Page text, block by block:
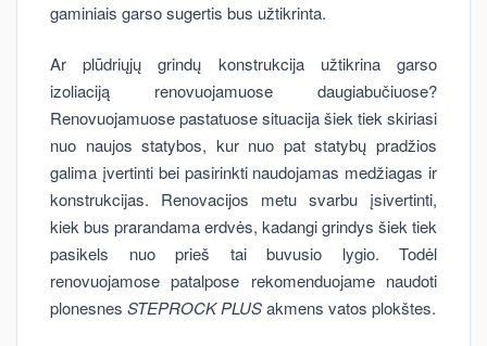
gaminiais garso sugertis bus užtikrinta.
Ar plūdriųjų grindų konstrukcija užtikrina garso
izoliaciją renovuojamuose daugiabučiuose?
Renovuojamuose pastatuose situacija šiek tiek skiriasi
nuo naujos statybos, kur nuo pat statybų pradžios
galima įvertinti bei pasirinkti naudojamas medžiagas ir
konstrukcijas. Renovacijos metu svarbu įsivertinti,
kiek bus prarandama erdvės, kadangi grindys šiek tiek
pasikels nuo prieš tai buvusio lygio. Todėl
renovuojamose patalpose rekomenduojame naudoti
plonesnes STEPROCK PLUSakmens vatos plokštes.